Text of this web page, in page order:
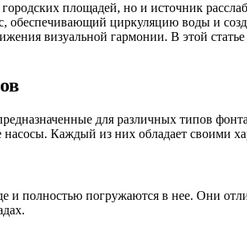
площадей, но и источник
обеспечивающий циркуляцию воды и
визуальной гармонии. В этой
для различных типов
Каждый из них обладает своими
и полностью погружаются в нее. Они